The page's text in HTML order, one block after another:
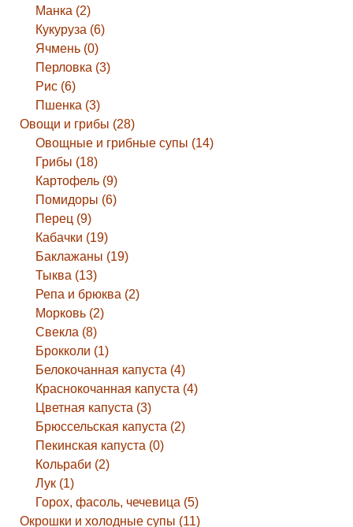
Манка (2)
Кукуруза (6)
Ячмень (0)
Перловка (3)
Рис (6)
Пшенка (3)
Овощи и грибы (28)
Овощные и грибные супы (14)
Грибы (18)
Картофель (9)
Помидоры (6)
Перец (9)
Кабачки (19)
Баклажаны (19)
Тыква (13)
Репа и брюква (2)
Морковь (2)
Свекла (8)
Брокколи (1)
Белокочанная капуста (4)
Краснокочанная капуста (4)
Цветная капуста (3)
Брюссельская капуста (2)
Пекинская капуста (0)
Кольраби (2)
Лук (1)
Горох, фасоль, чечевица (5)
Окрошки и холодные супы (11)